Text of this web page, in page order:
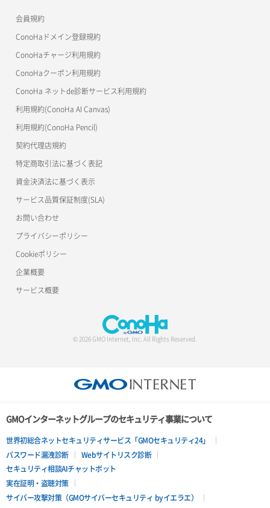
メンバー追加
リスナー作成
リスナー削除
リスナー更新
リスナー詳細取得
ロードバランサー一覧取得
ロードバランサー削除
ロードバランサー更新
ロードバランサー詳細取得
ロードバランサー追加
コンテナ削除
ラージオブジェクトアップロード(DLO)
一時的Web公開
ConoHa for GAME
OpenStack CLI
Terraform
s3cmd
公開API(ConoHa VPS Ver.2.0)
会員規約
ConoHaドメイン登録規約
ConoHaチャージ利用規約
ConoHaクーポン利用規約
ConoHa ネットde診断サービス利用規約
利用規約(ConoHa AI Canvas)
利用規約(ConoHa Pencil)
契約代理店規約
特定商取引法に基づく表記
資金決済法に基づく表示
サービス品質保証制度(SLA)
お問い合わせ
プライバシーポリシー
Cookieポリシー
企業概要
サービス概要
© 2026 GMO Internet, Inc. All Rights Reserved.
GMOインターネットグループのセキュリティ事業について
世界初総合ネットセキュリティサービス「GMOセキュリティ24」
パスワード漏洩診断
Webサイトリスク診断
セキュリティ相談AIチャットボット
実在証明・盗聴対策
サイバー攻撃対策（GMOサイバーセキュリティ byイエラエ）